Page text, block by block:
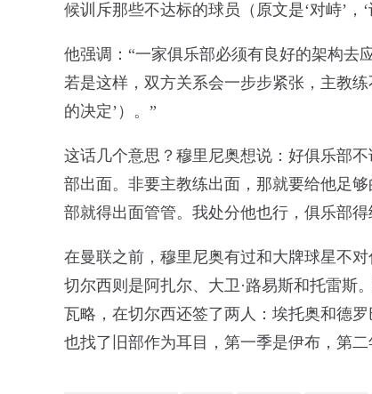
候训斥那些不达标的球员（原文是‘对峙’，
他强调：“一家俱乐部必须有良好的架构去
若是这样，双方关系会一步步紧张，主教
的决定’）。”
这话几个意思？穆里尼奥想说：好俱乐部
部出面。非要主教练出面，那就要给他足
部就得出面管管。我处分他也行，俱乐部得
在曼联之前，穆里尼奥有过和大牌球星不
切尔西则是阿扎尔、大卫·路易斯和托雷斯
瓦略，在切尔西还签了两人：埃托奥和德
也找了旧部作为耳目，第一季是伊布，第二